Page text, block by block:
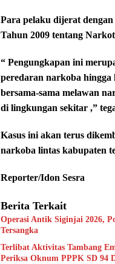
Para pelaku dijerat dengan
Tahun 2009 tentang
“ Pengungkapan ini
peredaran narkoba
bersama-sama melawan
di lingkungan sekitar ,”
Kasus ini akan terus
narkoba lintas kabupaten
Reporter/Idon Sesra
Berita Terkait
Operasi Antik Siginjai 2026,
Tersangka
Terlibat Aktivitas Tambang
Periksa Oknum PPPK SD 94